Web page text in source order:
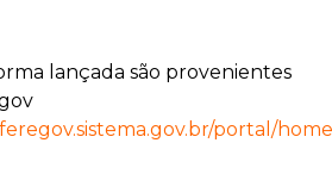
lançada são provenientes
portal/home